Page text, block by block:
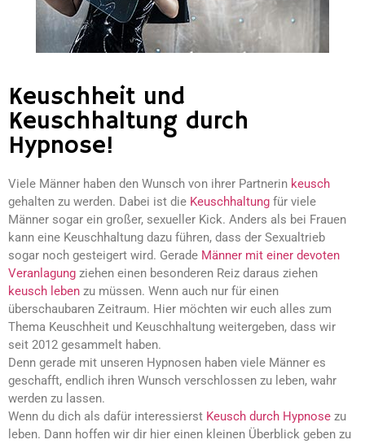
Keuschheit und
Keuschhaltung durch
Hypnose!
Viele Männer haben den Wunsch von ihrer Partnerin keusch
gehalten zu werden. Dabei ist die Keuschhaltung für viele
Männer sogar ein großer, sexueller Kick. Anders als bei Frauen
kann eine Keuschhaltung dazu führen, dass der Sexualtrieb
sogar noch gesteigert wird. Gerade Männer mit einer devoten
Veranlagung ziehen einen besonderen Reiz daraus ziehen
keusch leben zu müssen. Wenn auch nur für einen
überschaubaren Zeitraum. Hier möchten wir euch alles zum
Thema Keuschheit und Keuschhaltung weitergeben, dass wir
seit 2012 gesammelt haben.
Denn gerade mit unseren Hypnosen haben viele Männer es
geschafft, endlich ihren Wunsch verschlossen zu leben, wahr
werden zu lassen.
Wenn du dich als dafür interessierst Keusch durch Hypnose zu
leben. Dann hoffen wir dir hier einen kleinen Überblick geben zu